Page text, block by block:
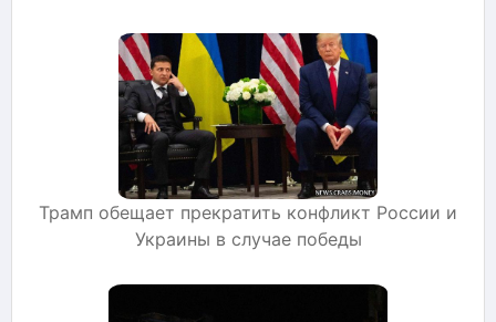
Трамп обещает прекратить конфликт России и
Украины в случае победы